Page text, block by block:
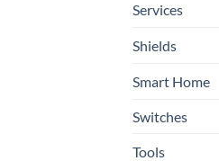
Services
Shields
Smart Home
Switches
Tools